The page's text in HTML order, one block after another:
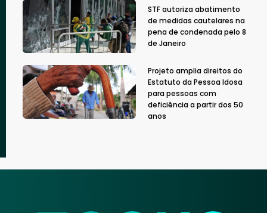
STF autoriza abatimento
de medidas cautelares na
pena de condenada pelo 8
de Janeiro
Projeto amplia direitos do
Estatuto da Pessoa Idosa
para pessoas com
deficiência a partir dos 50
anos